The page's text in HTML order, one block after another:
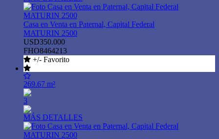
Casa en Venta en Paternal, Capital Federal
MATURIN 2500
USD350.000
FHO8464213
+/- Favorito
269.67 m²
3
MÁS DETALLES